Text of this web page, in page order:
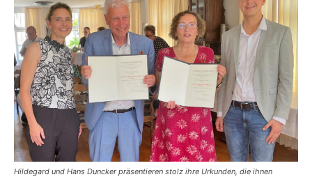
Hildegard und Hans Duncker präsentieren stolz ihre Urkunden, die ihnen